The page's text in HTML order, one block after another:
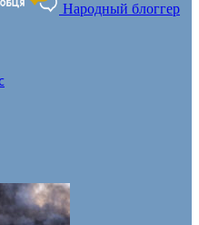
Народный блоггер